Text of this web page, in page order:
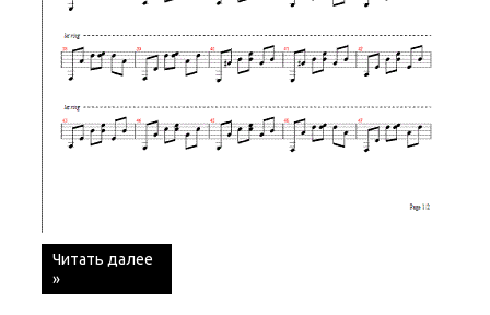
Читать далее
»